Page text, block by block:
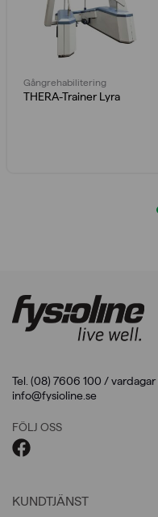
Gångrehabilitering
THERA-Trainer Lyra
Tel. (08) 7606 100 / vardagar
info@fysioline.se
FÖLJ OSS
KUNDTJÄNST